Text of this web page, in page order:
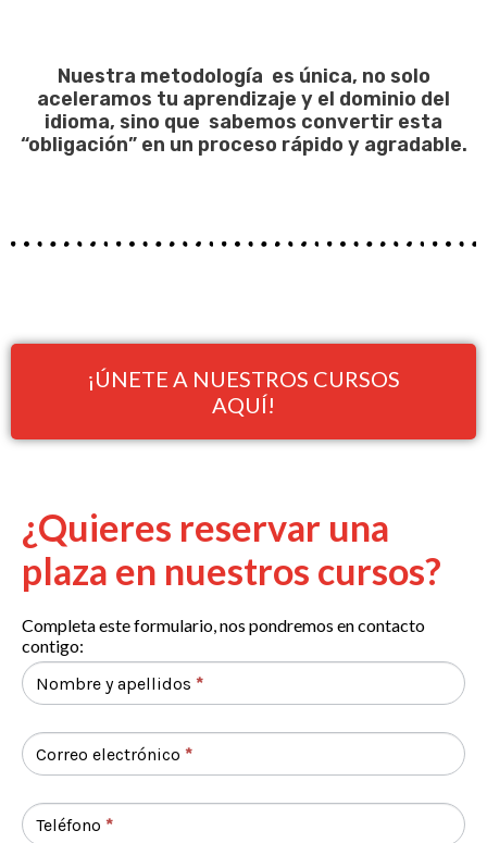
Nuestra metodología es única, no solo
aceleramos tu aprendizaje y el dominio del
idioma, sino que sabemos convertir esta
“obligación” en un proceso rápido y agradable.
¡ÚNETE A NUESTROS CURSOS
AQUÍ!
¿Quieres reservar una
plaza en nuestros cursos?
Completa este formulario, nos pondremos en contacto
contigo:
Contacto
landing
intensivos
Nombre y apellidos *
Correo electrónico *
Teléfono *